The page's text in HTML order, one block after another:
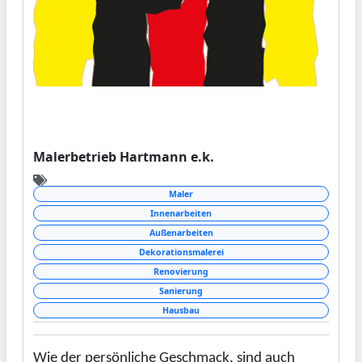
Malerbetrieb Hartmann e.k.
Maler
Innenarbeiten
Außenarbeiten
Dekorationsmalerei
Renovierung
Sanierung
Hausbau
Wie der persönliche Geschmack, sind auch